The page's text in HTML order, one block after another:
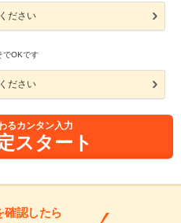
ださい
でOKです
ださい
るカンタン入力
スタート
確認したら